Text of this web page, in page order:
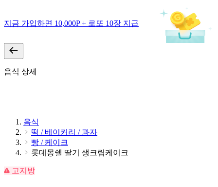
지금 가입하면 10,000P + 로또 10장 지급
음식 상세
음식
떡 / 베이커리 / 과자
빵 / 케이크
롯데몽쉘 딸기 생크림케이크
고지방